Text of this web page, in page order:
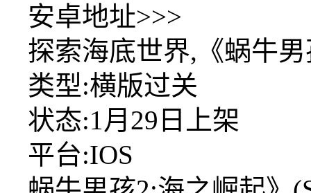
安卓地址>>>
探索海底世界,《蜗牛
类型:横版过关
状态:1月29日上架
平台:IOS